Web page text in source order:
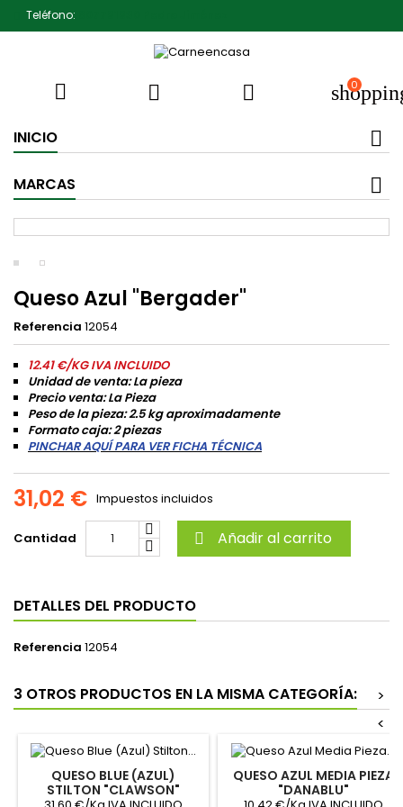
Teléfono:
   0
INICIO
MARCAS
Queso Azul "Bergader"
Referencia 12054
12.41 €/KG IVA INCLUIDO
Unidad de venta: La pieza
Precio venta: La Pieza
Peso de la pieza: 2.5 kg aproximadamente
Formato caja: 2 piezas
PINCHAR AQUÍ PARA VER FICHA TÉCNICA
31,02 € Impuestos incluidos
Cantidad  Añadir al carrito
DETALLES DEL PRODUCTO
Referencia 12054
3 OTROS PRODUCTOS EN LA MISMA CATEGORÍA:
>
<
QUESO BLUE (AZUL)
STILTON "CLAWSON"
QUESO AZUL MEDIA PIEZA
"DANABLU"